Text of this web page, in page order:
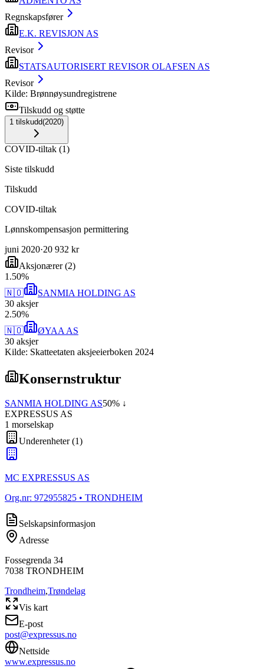
Regnskapsfører
E.K. REVISJON AS
Revisor
STATSAUTORISERT REVISOR OLAFSEN AS
Revisor
Kilde: Brønnøysundregistrene
Tilskudd og støtte
1 tilskudd(2020)
COVID-tiltak (1)
Siste tilskudd
Tilskudd
COVID-tiltak
Lønnskompensasjon permittering
juni 2020·20 932 kr
Aksjonærer(2)
1 .50%
🇳🇴
SANMIA HOLDING AS
30 aksjer
2.50%
🇳🇴
ØYAA AS
30 aksjer
Kilde: Skatteetaten aksjeeierboken 2024
Konsernstruktur
SANMIA HOLDING AS50% ↓
EXPRESSUS AS
1 morselskap
Underenheter(1)
MC EXPRESSUS AS
Org.nr: 972955825 • TRONDHEIM
Selskapsinformasjon
Adresse
Fossegrenda 34
7038 TRONDHEIM
Trondheim,Trøndelag
Vis kart
E-post
post@expressus.no
Nettside
www.expressus.no